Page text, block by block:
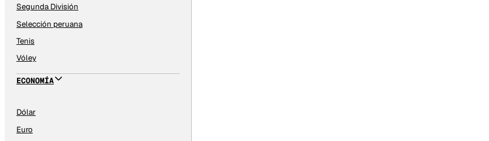
Segunda División
Selección peruana
Tenis
Vóley
ECONOMÍA
Dólar
Euro